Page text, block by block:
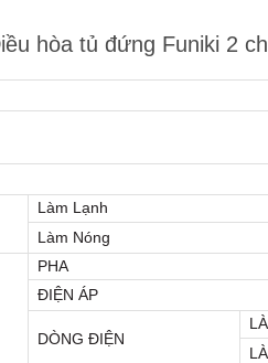
hòa tủ đứng Funiki 2
Làm Lạnh
Làm Nóng
PHA
ĐIỆN ÁP
DÒNG ĐIỆN